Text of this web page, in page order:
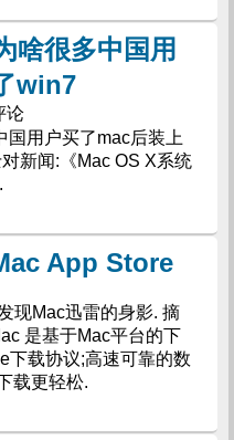
啥很多中国用
win7
论
国用户买了mac后装上
新闻:《Mac OS X系统
App Store
现Mac迅雷的身影. 摘
是基于Mac平台的下
下载协议;高速可靠的数
载更轻松.